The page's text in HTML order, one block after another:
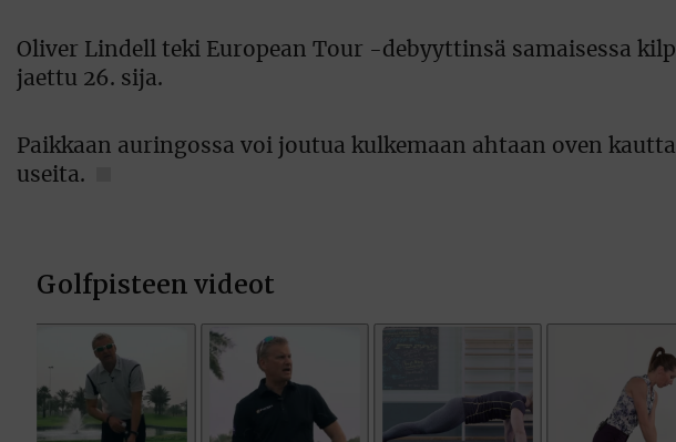
Oliver Lindell teki European Tour -debyyttinsä samaisessa
jaettu 26. sija.
Paikkaan auringossa voi joutua kulkemaan ahtaan oven
useita.